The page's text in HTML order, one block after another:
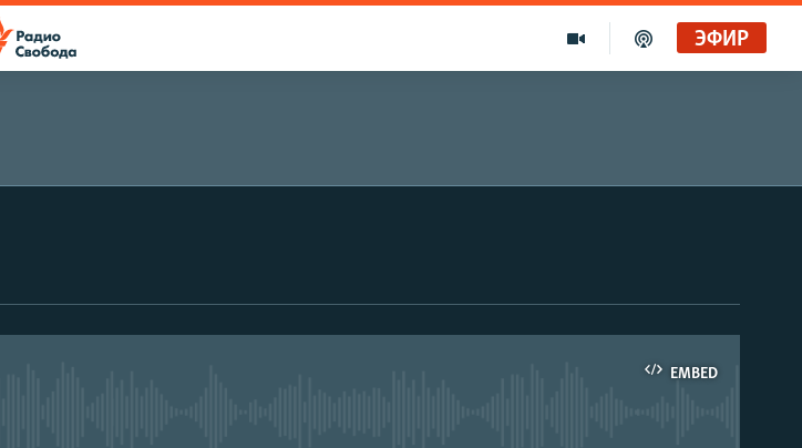
ЭФИР
EMBED